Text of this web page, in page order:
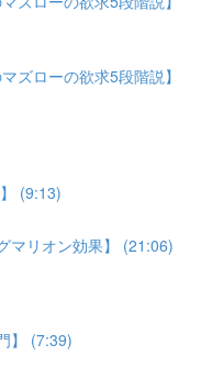
ズローの欲求5段階説】
(9:13)
マリオン効果】 (21:06)
】 (7:39)